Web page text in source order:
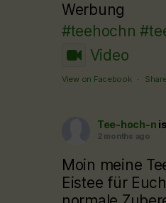
Werbung
#teehochn
Video
View on Facebook ·
Tee-hoch-n
2 months ago
Moin meine
Eistee für